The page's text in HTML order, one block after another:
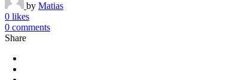
by Matias
0 likes
0 comments
Share